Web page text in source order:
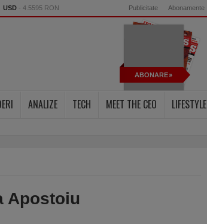
USD - 4.5595 RON Publicitate Abonamente
ABONARE
ANALIZE TECH MEET THE CEO LIFESTYLE
Apostoiu